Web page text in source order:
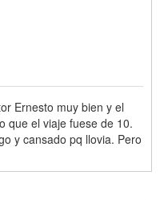
Ernesto muy bien y el
que el viaje fuese de 10.
y cansado pq llovia. Pero